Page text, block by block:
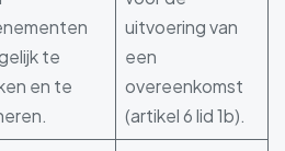
te
en te
uitvoering van
een
overeenkomst
(artikel 6 lid 1b).